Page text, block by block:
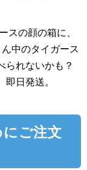
スの顔の箱に、
中のタイガース
られないかも？
日発送。
ご注文